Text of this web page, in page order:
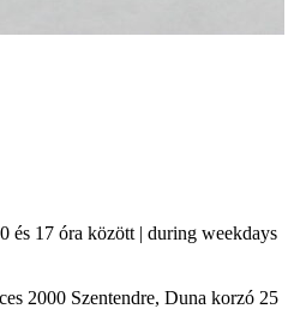
és 17 óra között | during weekdays
2000 Szentendre, Duna korzó 25